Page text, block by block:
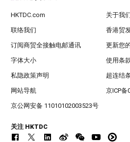
HKTDC.com 关于我
联络我们 香港贸
订阅商贸全接触电邮通讯 更新您
字体大小 使用条
私隐政策声明 超连结
网站导航 京ICP备
京公网安备 11010102003523号
关注 HKTDC